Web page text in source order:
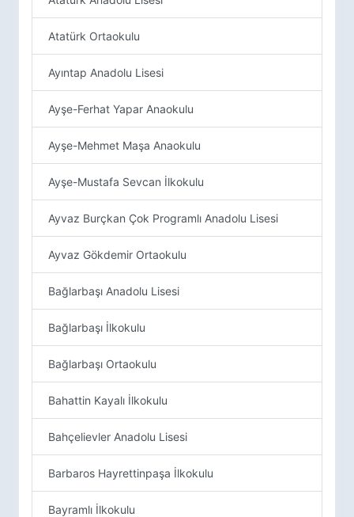
Atatürk Ortaokulu
Ayıntap Anadolu Lisesi
Ayşe-Ferhat Yapar Anaokulu
Ayşe-Mehmet Maşa Anaokulu
Ayşe-Mustafa Sevcan İlkokulu
Ayvaz Burçkan Çok Programlı Anadolu Lisesi
Ayvaz Gökdemir Ortaokulu
Bağlarbaşı Anadolu Lisesi
Bağlarbaşı İlkokulu
Bağlarbaşı Ortaokulu
Bahattin Kayalı İlkokulu
Bahçelievler Anadolu Lisesi
Barbaros Hayrettinpaşa İlkokulu
Bayramlı İlkokulu